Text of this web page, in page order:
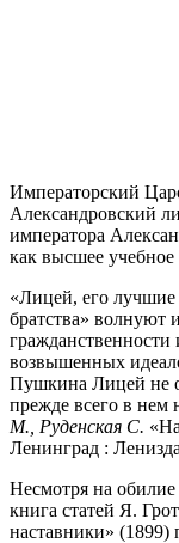
Императорский
Александровский
императора
как высшее учебное
«Лицей, его лучшие
братства» волнуют
возвышенных
Пушкина Лицей не
прежде всего в нем
М., Руденская С.
Ленинград :
Несмотря на
книга статей Я.
наставники» (1899)